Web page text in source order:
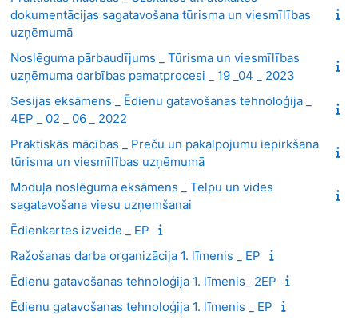
dokumentācijas sagatavošana tūrisma un viesmīlības
uzņēmumā
Noslēguma pārbaudījums _ Tūrisma un viesmīlības
uzņēmuma darbības pamatprocesi _ 19 _04 _ 2023
Sesijas eksāmens _ Ēdienu gatavošanas tehnoloģija _
4EP _ 02 _ 06 _ 2022
Praktiskās mācības _ Preču un pakalpojumu iepirkšana
tūrisma un viesmīlības uzņēmumā
Moduļa noslēguma eksāmens _ Telpu un vides
sagatavošana viesu uzņemšanai
Ēdienkartes izveide _ EP
Ražošanas darba organizācija 1. līmenis _ EP
Ēdienu gatavošanas tehnoloģija 1. līmenis_ 2EP
Ēdienu gatavošanas tehnoloģija 1. līmenis _ EP